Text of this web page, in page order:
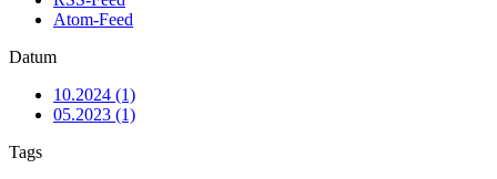
Atom-Feed
Datum
10.2024 (1)
05.2023 (1)
Tags